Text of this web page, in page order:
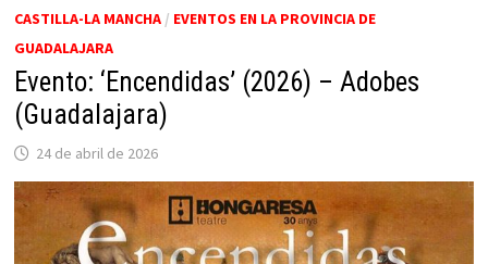
CASTILLA-LA MANCHA/ EVENTOS EN LA PROVINCIA DE
GUADALAJARA
Evento: ‘Encendidas’ (2026) – Adobes
(Guadalajara)
24 de abril de 2026